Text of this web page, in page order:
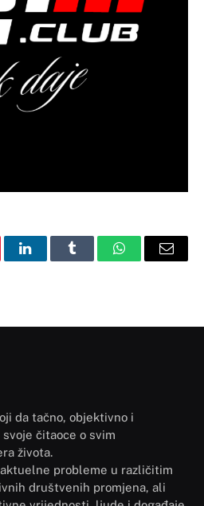
LinkedInTumblr WhatsAppEmail
da tačno, objektivno i
čitaoce o svim
života.
probleme u različitim
društvenih promjena, ali